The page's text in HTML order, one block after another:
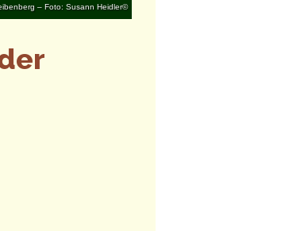
– Foto: Susann Heidler©